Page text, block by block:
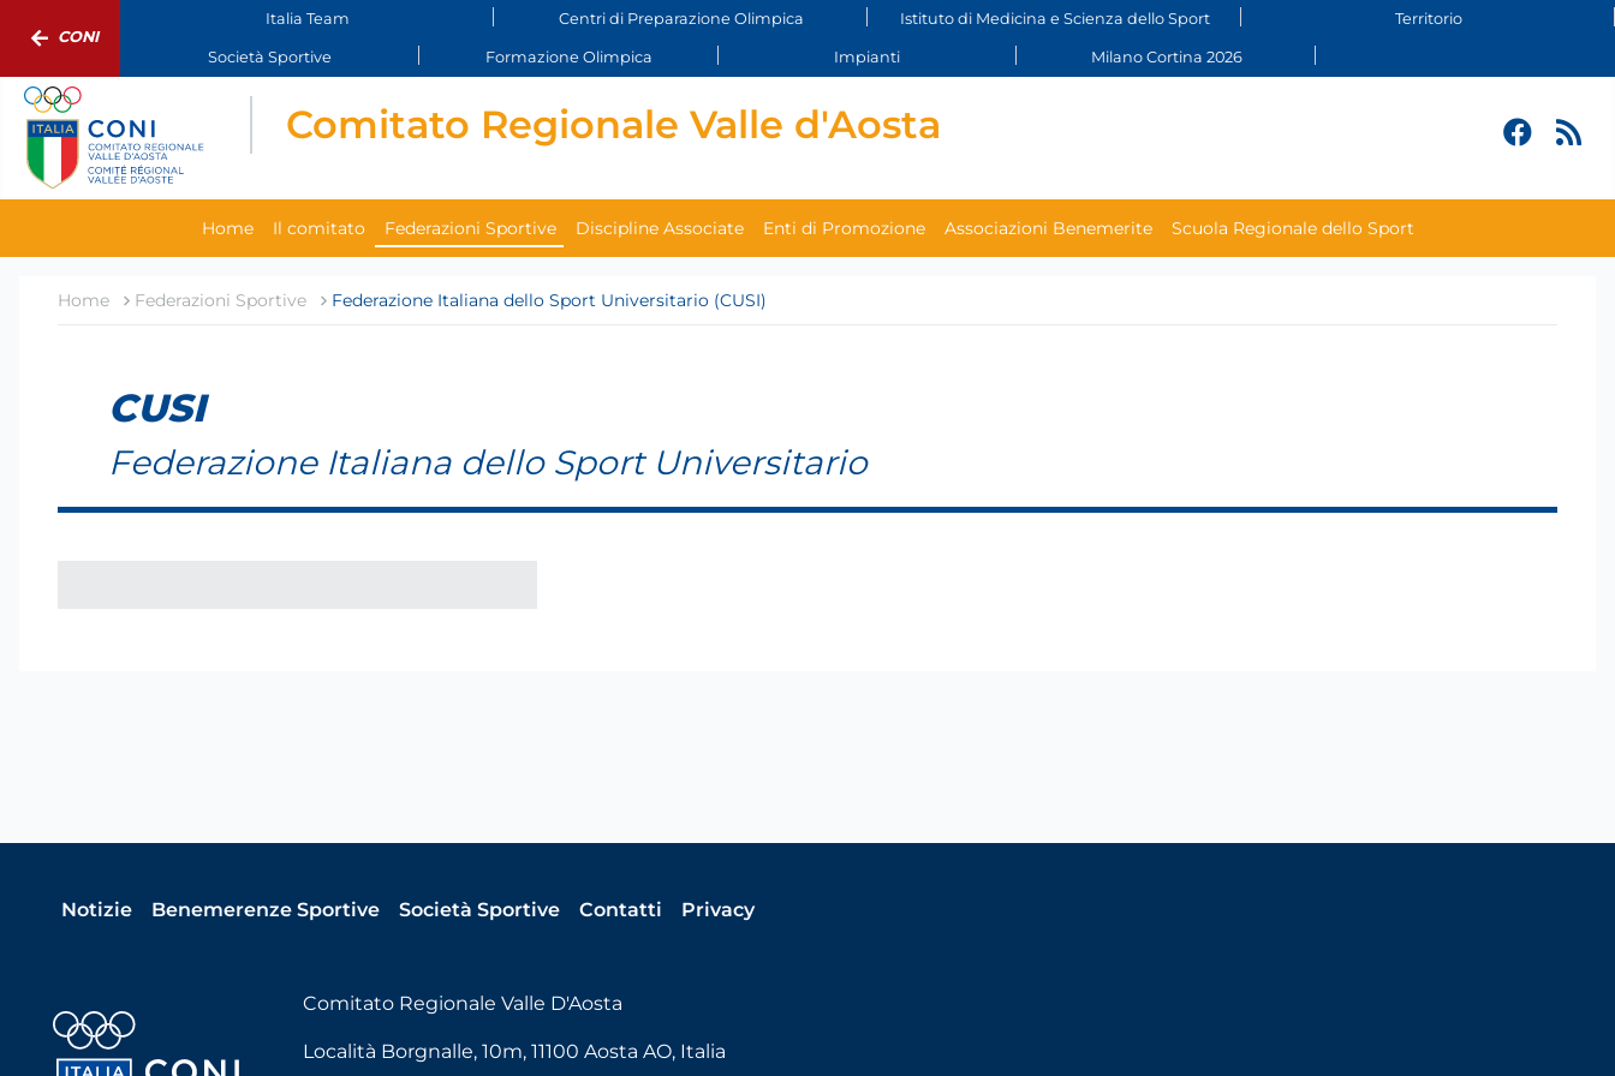
CONI
Italia Team Centri di Preparazione Olimpica Istituto di Medicina e Scienza dello Sport Territorio
Società Sportive Formazione Olimpica Impianti Milano Cortina 2026
Comitato Regionale Valle d'Aosta
Home Il comitato Federazioni Sportive Discipline Associate Enti di Promozione Associazioni Benemerite Scuola Regionale dello Sport
Home Federazioni Sportive Federazione Italiana dello Sport Universitario (CUSI)
CUSI
Federazione Italiana dello Sport Universitario
Notizie Benemerenze Sportive Società Sportive Contatti Privacy
Comitato Regionale Valle D'Aosta
Località Borgnalle, 10m, 11100 Aosta AO, Italia